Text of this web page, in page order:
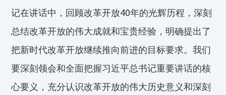
记在讲话中，回顾改革开放40年的光辉历程，深刻
总结改革开放的伟大成就和宝贵经验，明确提出了
把新时代改革开放继续推向前进的目标要求。我们
要深刻领会和全面把握习近平总书记重要讲话的核
心要义，充分认识改革开放的伟大历史意义和深刻